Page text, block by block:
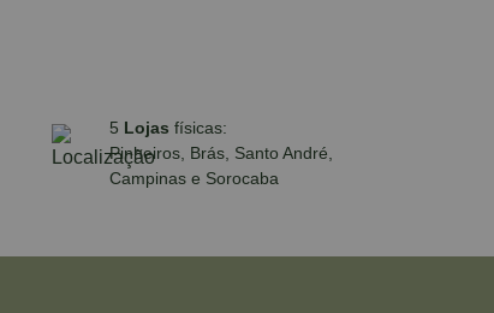
5 Lojas físicas:
Pinheiros, Brás, Santo André,
Campinas e Sorocaba